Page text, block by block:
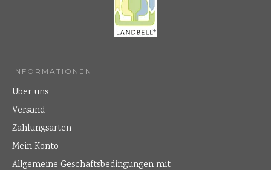
INFORMATIONEN
Über uns
Versand
Zahlungsarten
Mein Konto
Allgemeine Geschäftsbedingungen mit